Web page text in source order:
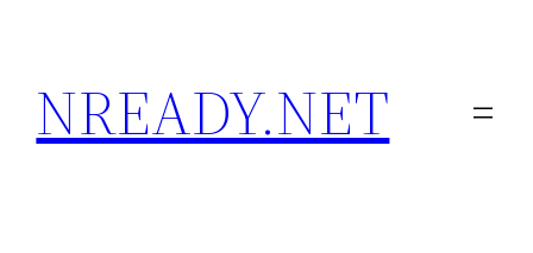
content
NREADY.NET